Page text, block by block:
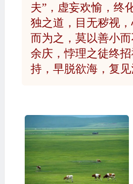
夫”，虚妄欢愉，终
独之道，目无秽视
而为之，莫以善小
余庆，悖理之徒终
持，早脱欲海，复见